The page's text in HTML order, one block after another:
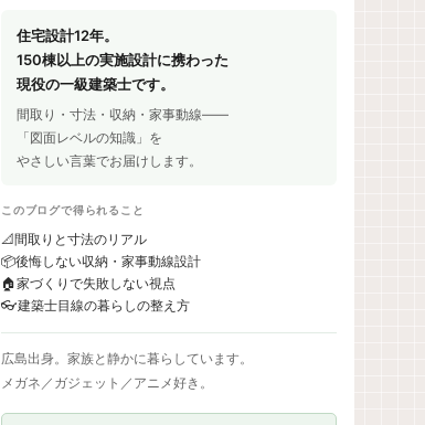
住宅設計12年。
150棟以上の実施設計に携わった
現役の一級建築士です。
間取り・寸法・収納・家事動線——
「図面レベルの知識」を
やさしい言葉でお届けします。
このブログで得られること
📐間取りと寸法のリアル
📦後悔しない収納・家事動線設計
🏠家づくりで失敗しない視点
👓建築士目線の暮らしの整え方
広島出身。家族と静かに暮らしています。
メガネ／ガジェット／アニメ好き。